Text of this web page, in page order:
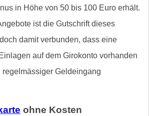
in Höhe von 50 bis 100 Euro erhält.
ist die Gutschrift dieses
damit verbunden, dass eine
auf dem Girokonto vorhanden
regelmässiger Geldeingang
ohne Kosten